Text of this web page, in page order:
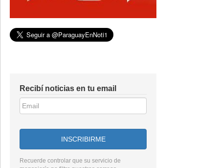
Recibí noticias en tu email
INSCRIBIRME
Recuerde controlar que su servicio de